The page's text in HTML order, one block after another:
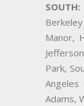
SOUTH:
Manor,
Park,
Adams,